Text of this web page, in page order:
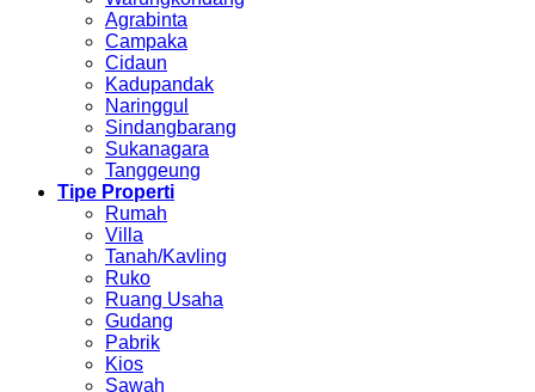
Agrabinta
Campaka
Cidaun
Kadupandak
Naringgul
Sindangbarang
Sukanagara
Tanggeung
Tipe Properti
Rumah
Villa
Tanah/Kavling
Ruko
Ruang Usaha
Gudang
Pabrik
Kios
Sawah